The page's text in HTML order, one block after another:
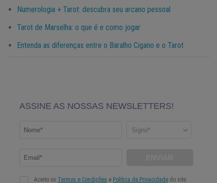
Numerologia + Tarot: descubra seu arcano pessoal
Tarot de Marselha: o que é e como jogar
Entenda as diferenças entre o Baralho Cigano e o Tarot